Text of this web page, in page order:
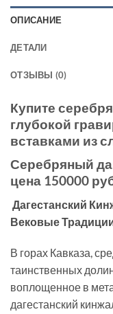
ОПИСАНИЕ
ДЕТАЛИ
ОТЗЫВЫ (0)
Купите
глубокой
вставками из
Серебряный
цена 150000
Дагестанский
Вековые
В горах Кавказа,
таинственных
воплощенное в
дагестанский